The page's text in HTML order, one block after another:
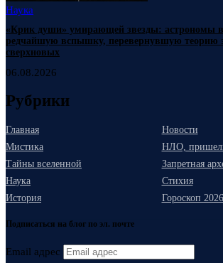
Наука
«Крик души» умирающей звезды: астрономы
редчайшую вспышку, перевернувшую теорию
сверхновых
06.08.2026
Рубрики
Главная
Новости
Мистика
НЛО,
Тайны вселенной
Запретная
Наука
Стихия
История
Гороскоп 2026
Подписаться на блог по эл. почте
Email адрес